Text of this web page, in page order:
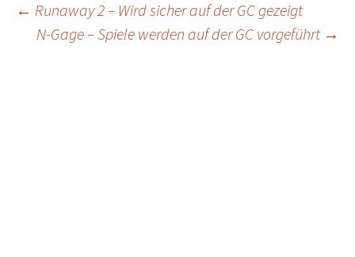
Post
← Runaway 2 – Wird sicher auf der GC gezeigt
N-Gage – Spiele werden auf der GC vorgeführt →